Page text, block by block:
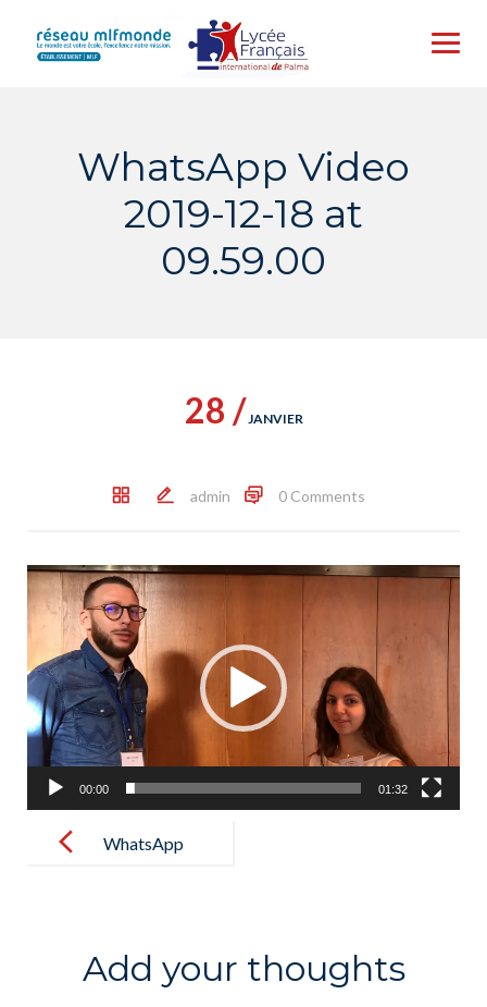
content
WhatsApp Video
2019-12-18 at
09.59.00
28 /JANVIER
admin 0 Comments
Lecteur
vidéo
00:00 01:32
navigationWhatsApp
Add your thoughts